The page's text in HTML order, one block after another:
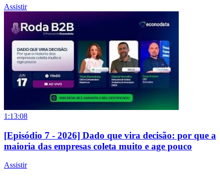
Assistir
1:13:08
[Episódio 7 - 2026] Dado que vira decisão: por que a
maioria das empresas coleta muito e age pouco
Assistir